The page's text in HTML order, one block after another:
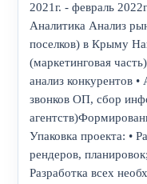
2021г. - февраль
Аналитика Анализ
поселков) в Крыму
(маркетинговая
анализ конкурентов
звонков ОП, сбор
Упаковка проекта: •
рендеров,
Разработка всех